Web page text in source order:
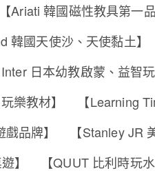
【Ariati 韓國磁性教具第一品
韓國天使沙、天使黏土】
Inter 日本幼教啟蒙、益智玩
樂教材】
【Learning
品牌】
【Stanley JR
】
【QUUT 比利時玩